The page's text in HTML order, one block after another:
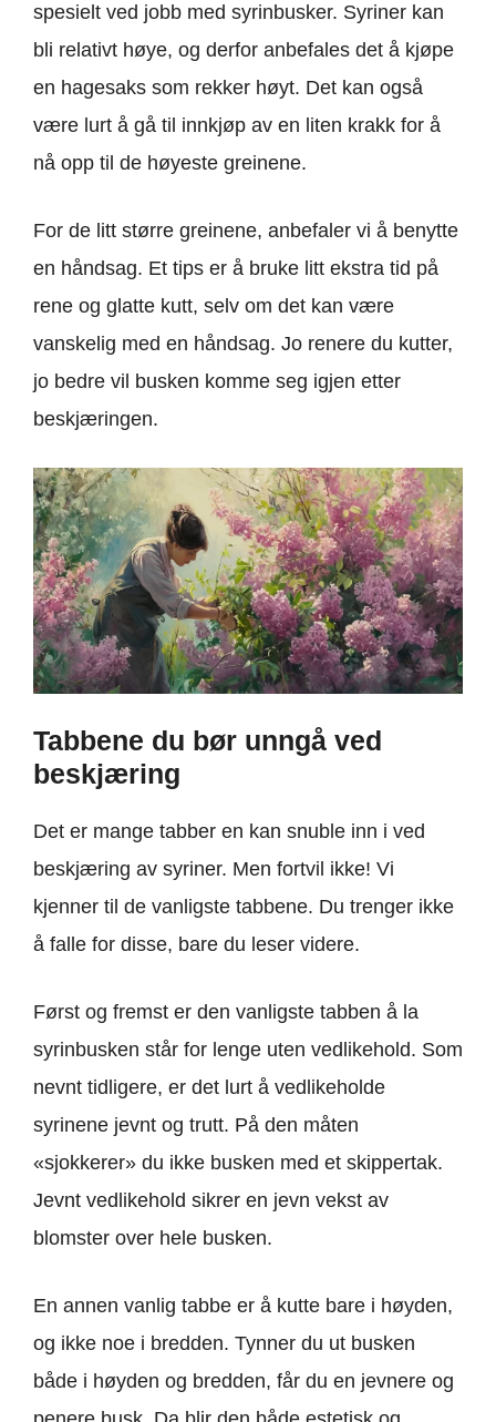
spesielt ved jobb med syrinbusker. Syriner kan
bli relativt høye, og derfor anbefales det å kjøpe
en hagesaks som rekker høyt. Det kan også
være lurt å gå til innkjøp av en liten krakk for å
nå opp til de høyeste greinene.
For de litt større greinene, anbefaler vi å benytte
en håndsag. Et tips er å bruke litt ekstra tid på
rene og glatte kutt, selv om det kan være
vanskelig med en håndsag. Jo renere du kutter,
jo bedre vil busken komme seg igjen etter
beskjæringen.
Tabbene du bør unngå ved
beskjæring
Det er mange tabber en kan snuble inn i ved
beskjæring av syriner. Men fortvil ikke! Vi
kjenner til de vanligste tabbene. Du trenger ikke
å falle for disse, bare du leser videre.
Først og fremst er den vanligste tabben å la
syrinbusken står for lenge uten vedlikehold. Som
nevnt tidligere, er det lurt å vedlikeholde
syrinene jevnt og trutt. På den måten
«sjokkerer» du ikke busken med et skippertak.
Jevnt vedlikehold sikrer en jevn vekst av
blomster over hele busken.
En annen vanlig tabbe er å kutte bare i høyden,
og ikke noe i bredden. Tynner du ut busken
både i høyden og bredden, får du en jevnere og